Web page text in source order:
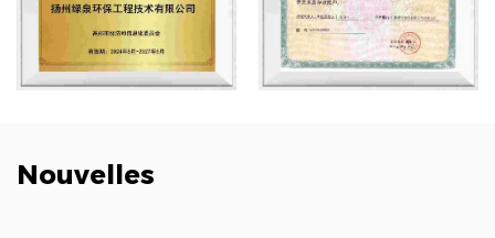
Nouvelles